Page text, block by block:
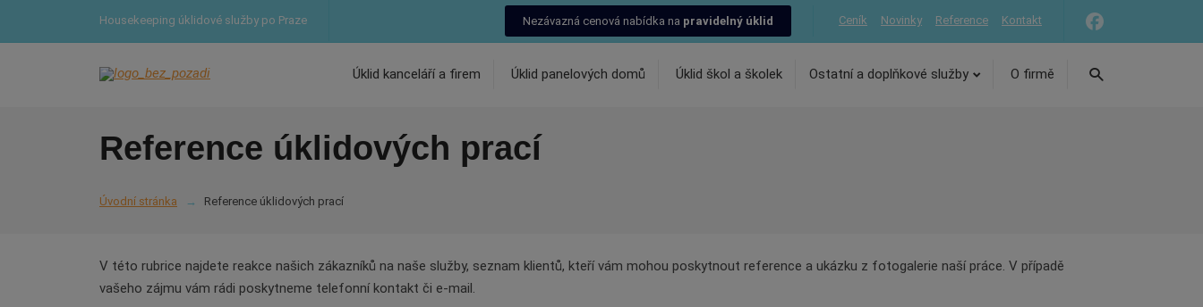
Housekeeping úklidové služby po Praze Nezávazná cenová nabídka na pravidelný úklid Ceník Novinky Reference Kontakt
Úklid kanceláří a firem Úklid panelových domů Úklid škol a školek Ostatní a doplňkové služby O firmě
Reference úklidových prací
Úvodní stránka Reference úklidových prací
V této rubrice najdete reakce našich zákazníků na naše služby, seznam klientů, kteří vám mohou poskytnout reference a ukázku z fotogalerie naší práce. V případě
vašeho zájmu vám rádi poskytneme telefonní kontakt či e-mail.